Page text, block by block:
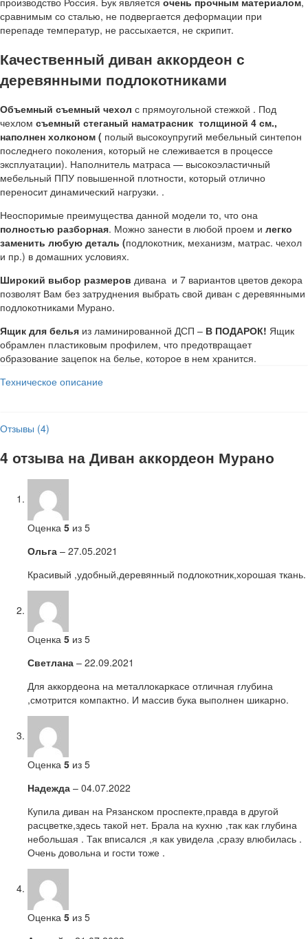
сравнимым со сталью, не подвергается деформации при
перепаде температур, не рассыхается, не скрипит.
Качественный диван аккордеон с
деревянными подлокотниками
Объемный съемный чехол с прямоугольной стежкой . Под
чехлом съемный стеганый наматрасник толщиной 4 см.,
наполнен холконом ( полый высокоупругий мебельный синтепон
последнего поколения, который не слеживается в процессе
эксплуатации). Наполнитель матраса — высокоэластичный
мебельный ППУ повышенной плотности, который отлично
переносит динамический нагрузки. .
Неоспоримые преимущества данной модели то, что она
полностью разборная. Можно занести в любой проем и легко
заменить любую деталь (подлокотник, механизм, матрас. чехол
и пр.) в домашних условиях.
Широкий выбор размеров дивана и 7 вариантов цветов декора
позволят Вам без затруднения выбрать свой диван с деревянными
подлокотниками Мурано.
Ящик для белья из ламинированной ДСП – В ПОДАРОК! Ящик
обрамлен пластиковым профилем, что предотвращает
образование зацепок на белье, которое в нем хранится.
Техническое описание
Отзывы (4)
4 отзыва на Диван аккордеон Мурано
Оценка 5 из 5
Ольга – 27.05.2021
Красивый ,удобный,деревянный подлокотник,хорошая ткань.
Оценка 5 из 5
Светлана – 22.09.2021
Для аккордеона на металлокаркасе отличная глубина
,смотрится компактно. И массив бука выполнен шикарно.
Оценка 5 из 5
Надежда – 04.07.2022
Купила диван на Рязанском проспекте,правда в другой
расцветке,здесь такой нет. Брала на кухню ,так как глубина
небольшая . Так вписался ,я как увидела ,сразу влюбилась .
Очень довольна и гости тоже .
Оценка 5 из 5